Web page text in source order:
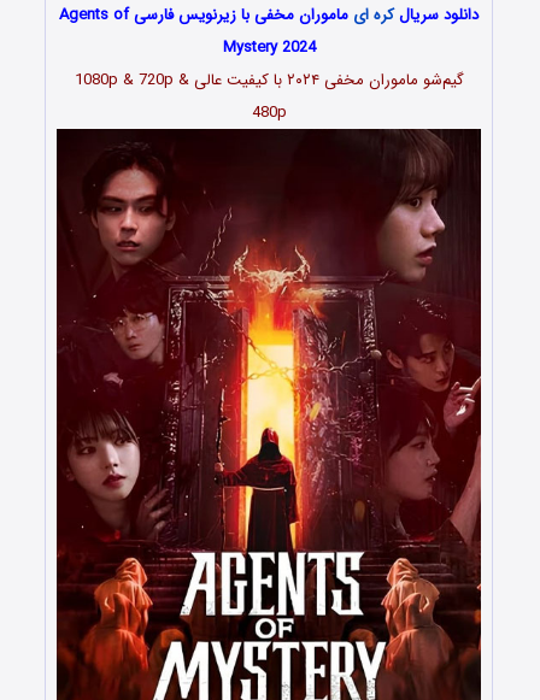
دانلود سریالکره ای
ماموران مخفی با زیرنویس فارسی Agents of
Mystery 2024
گیم‌شو ماموران مخفی ۲۰۲۴ با کیفیت عالی 1080p & 720p &
480p